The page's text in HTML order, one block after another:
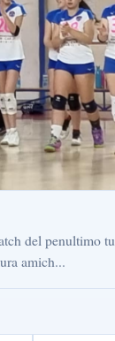
del penultimo
amich...